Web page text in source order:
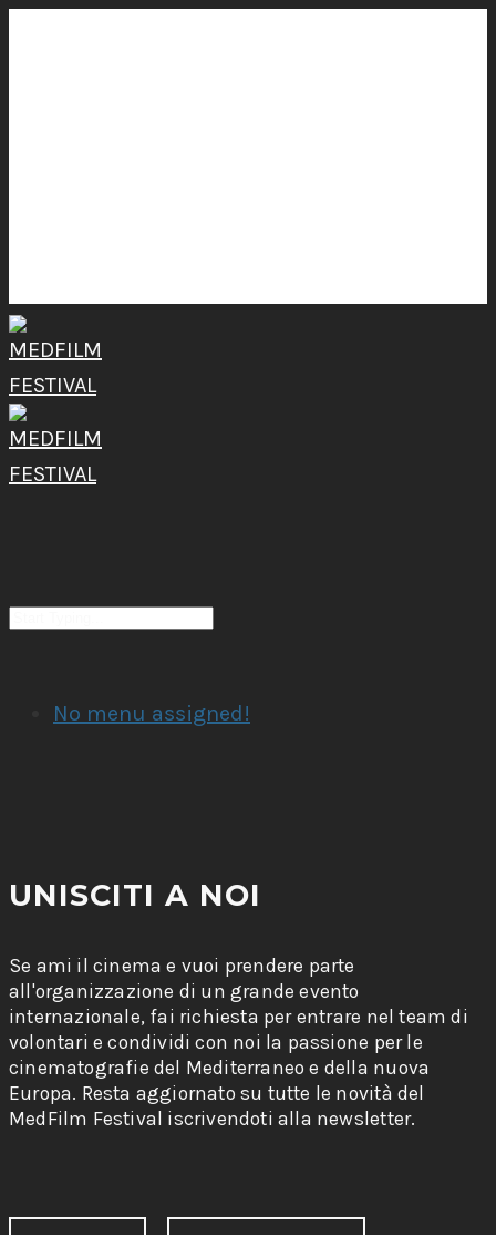
No menu assigned!
UNISCITI A NOI
Se ami il cinema e vuoi prendere parte
all'organizzazione di un grande evento
internazionale, fai richiesta per entrare nel team di
volontari e condividi con noi la passione per le
cinematografie del Mediterraneo e della nuova
Europa. Resta aggiornato su tutte le novità del
MedFilm Festival iscrivendoti alla newsletter.